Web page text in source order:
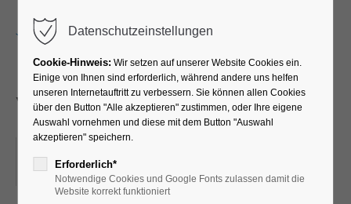
Yoga
ORT: KURHALLE
Datenschutzeinstellungen
Cookie-Hinweis: Wir setzen auf unserer Website Cookies ein.
Einige von Ihnen sind erforderlich, während andere uns helfen
unseren Internetauftritt zu verbessern. Sie können allen Cookies
über den Button "Alle akzeptieren" zustimmen, oder Ihre eigene
Auswahl vornehmen und diese mit dem Button "Auswahl
akzeptieren" speichern.
Erforderlich*
Notwendige Cookies und Google Fonts zulassen damit die
Website korrekt funktioniert